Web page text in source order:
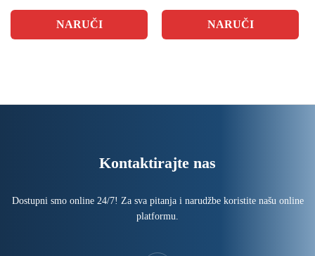
NARUČI NARUČI
Kontaktirajte nas
Dostupni smo online 24/7! Za sva pitanja i narudžbe koristite našu online
platformu.